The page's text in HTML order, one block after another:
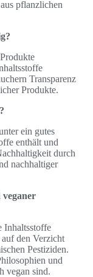
pflanzlichen
Transparenz
Produkte.
ein gutes
enthält und
durch
nachhaltiger
veganer
Inhaltsstoffe
den Verzicht
Pestiziden.
und
vegan sind.